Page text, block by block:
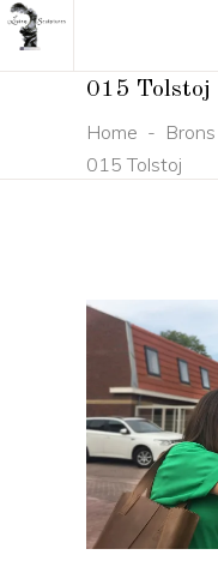
015 Tolstoj
Home - Brons
015 Tolstoj